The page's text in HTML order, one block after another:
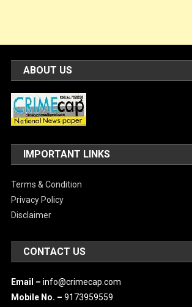
ABOUT US
IMPORTANT LINKS
Terms & Condition
Privacy Policy
Disclaimer
CONTACT US
Email –info@crimecap.com
Mobile No. – 9173959559